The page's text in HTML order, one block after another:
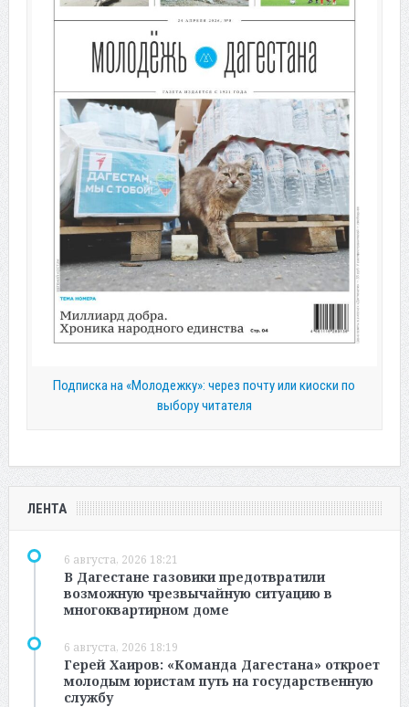
Подписка на «Молодежку»: через почту или киоски по
выбору читателя
ЛЕНТА
6 августа, 2026 18:21
В Дагестане газовики предотвратили
возможную чрезвычайную ситуацию в
многоквартирном доме
6 августа, 2026 18:19
Герей Хаиров: «Команда Дагестана» откроет
молодым юристам путь на государственную
службу